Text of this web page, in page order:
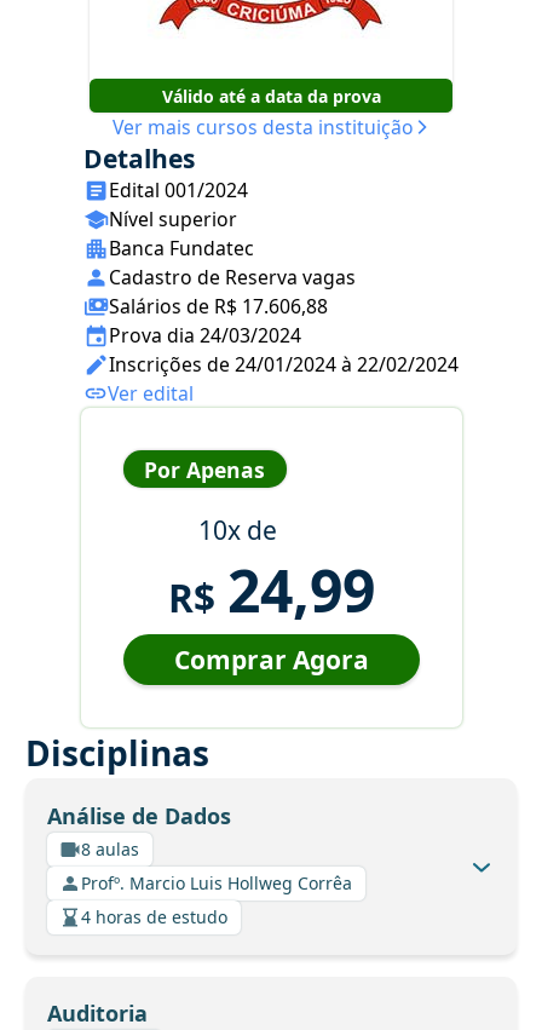
Válido até a data da prova
Ver mais cursos desta instituição
Detalhes
Edital 001/2024
Nível superior
Banca Fundatec
Cadastro de Reserva vagas
Salários de R$ 17.606,88
Prova dia 24/03/2024
Inscrições de 24/01/2024 à 22/02/2024
Ver edital
Por Apenas
10x de
R$ 24,99
Comprar Agora
Disciplinas
Análise de Dados
8 aulas
Profº. Marcio Luis Hollweg Corrêa
4 horas de estudo
Auditoria